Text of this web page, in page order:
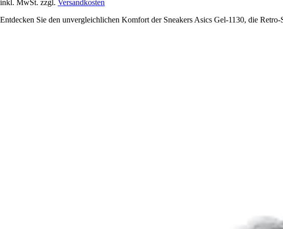
inkl. MwSt. zzgl. Versandkosten
Entdecken Sie den unvergleichlichen Komfort der Sneakers Asics Gel-1130, die